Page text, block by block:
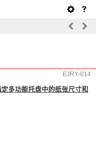
EJRY-014
定多功能托盘中的纸张尺寸和